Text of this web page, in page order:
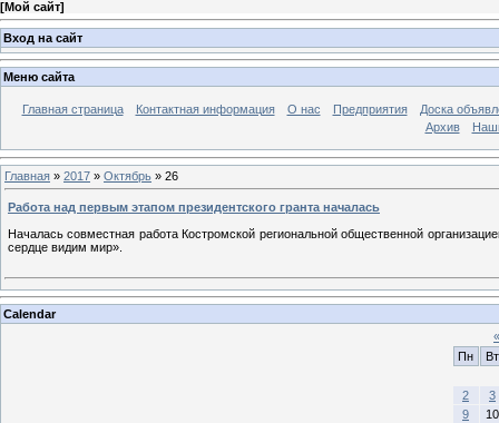
[Мой сайт]
Вход на сайт
Меню сайта
Главная страница Контактная информация О нас Предприятия
Доска
Архив
Главная » 2017 » Октябрь » 26
Работа над первым этапом президентского гранта началась
Началась совместная работа Костромской региональной общественной
сердце видим мир».
Calendar
«
Пн
Вт
2
3
9
10